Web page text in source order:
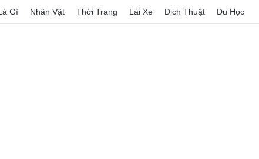
Gì Nhân Vật Thời Trang Lái Xe Dịch Thuật Du Học